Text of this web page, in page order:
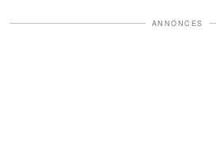
ANNONCES